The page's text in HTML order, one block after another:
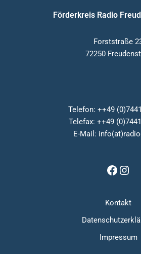
Förderkreis Radio
Forststraße
72250
Telefon: ++49
Telefax: ++49
E-Mail:
Kontakt
Impressum